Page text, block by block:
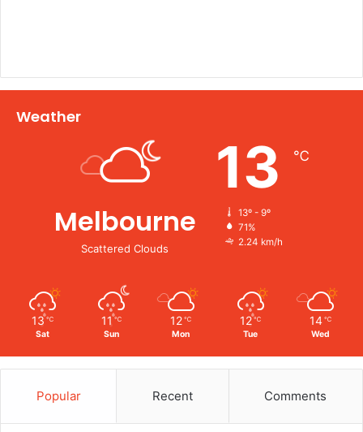
Weather
Melbourne
Scattered Clouds
13 ℃
13º - 9º
71%
2.24 km/h
13 ℃
Sat
11 ℃
Sun
12 ℃
Mon
12 ℃
Tue
14 ℃
Wed
Popular Recent Comments